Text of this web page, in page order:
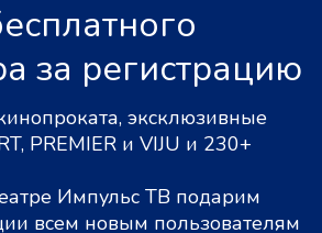
за регистрацию
эксклюзивные
PREMIER и VIJU и 230+
Импульс ТВ подарим
всем новым пользователям